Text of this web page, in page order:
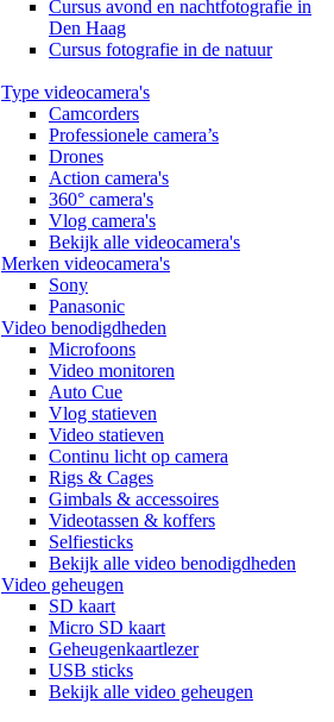
Cursus avond en nachtfotografie in
Den Haag
Cursus fotografie in de natuur
Type videocamera's
Camcorders
Professionele camera’s
Drones
Action camera's
360° camera's
Vlog camera's
Bekijk alle videocamera's
Merken videocamera's
Sony
Panasonic
Video benodigdheden
Microfoons
Video monitoren
Auto Cue
Vlog statieven
Video statieven
Continu licht op camera
Rigs & Cages
Gimbals & accessoires
Videotassen & koffers
Selfiesticks
Bekijk alle video benodigdheden
Video geheugen
SD kaart
Micro SD kaart
Geheugenkaartlezer
USB sticks
Bekijk alle video geheugen